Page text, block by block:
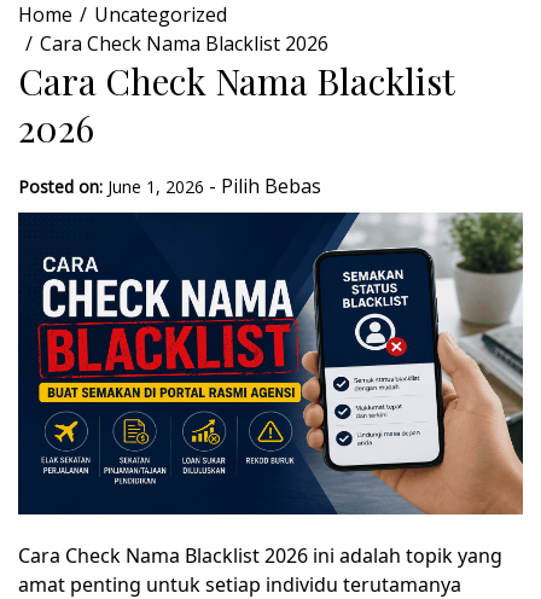
Home
Uncategorized
Cara Check Nama Blacklist 2026
Cara Check Nama Blacklist
2026
Posted on: June 1, 2026 - Pilih Bebas
Cara Check Nama Blacklist 2026 ini adalah topik yang
amat penting untuk setiap individu terutamanya